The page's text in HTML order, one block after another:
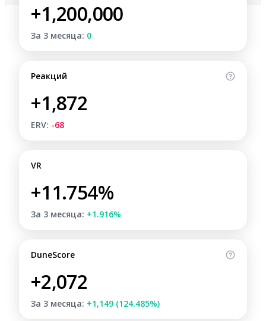
+1,200,000
За 3 месяца: 0
Реакций
+1,872
ERV: -68
VR
+11.754%
За 3 месяца: +1.916%
DuneScore
+2,072
За 3 месяца: +1,149 (124.485%)